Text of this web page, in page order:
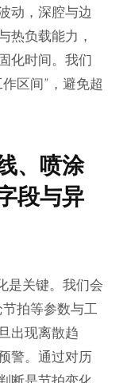
动，深腔与边
热负载能力，
化时间。我们
区间”，避免超
、喷涂
段与异
是关键。我们会
拍等参数与工
出现离散趋
警。通过对历
断是节拍变化